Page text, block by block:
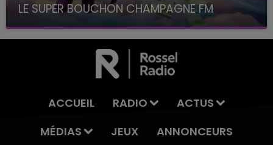
LE SUPER BOUCHON CHAMPAGNE FM
avec La Famille Champagne FM, à 8H10
ACCUEIL RADIO
ACTUS
MÉDIAS
JEUX ANNONCEURS